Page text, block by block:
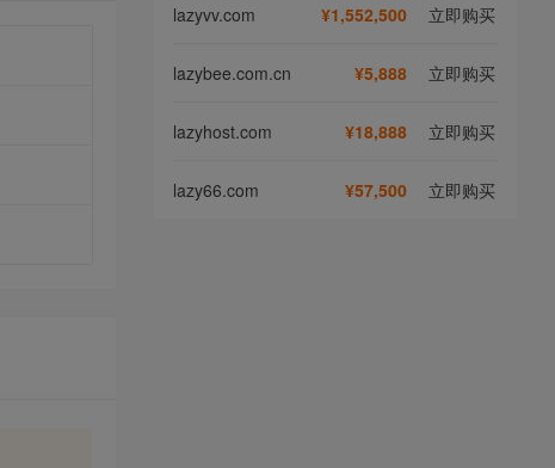
lazyvv.com ¥1,552,500 立即购买
lazybee.com.cn ¥5,888 立即购买
lazyhost.com ¥18,888 立即购买
lazy66.com ¥57,500 立即购买